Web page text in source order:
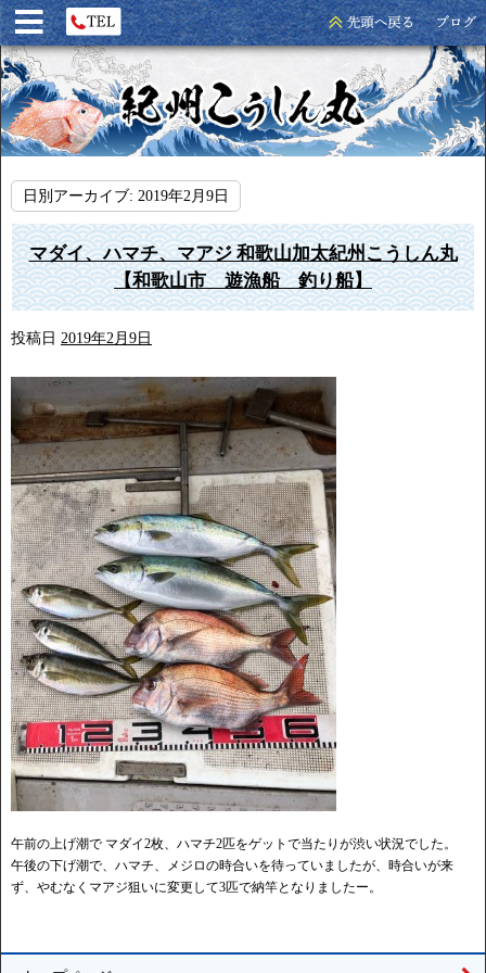
日別アーカイブ: 2019年2月9日
マダイ、ハマチ、マアジ 和歌山加太紀州こうしん丸
【和歌山市 遊漁船 釣り船】
投稿日 2019年2月9日
午前の上げ潮で マダイ2枚、ハマチ2匹をゲットで当たりが渋い状況でした。
午後の下げ潮で、ハマチ、メジロの時合いを待っていましたが、時合いが来
ず、やむなくマアジ狙いに変更して3匹で納竿となりましたー。